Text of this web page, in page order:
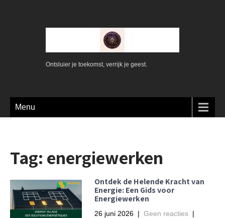
Ontsluier je toekomst, verrijk je geest.
Menu
Tag: energiewerken
Ontdek de Helende Kracht van
Energie: Een Gids voor
Energiewerken
26 juni 2026 | Geen reacties |